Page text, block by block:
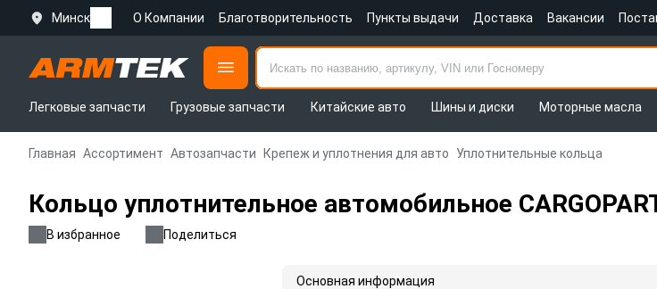
Минск О Компании Благотворительность Пункты выдачи Доставка Вакансии
Легковые запчасти
Грузовые запчасти Китайские авто Шины и диски Моторные масла
Главная Ассортимент Автозапчасти Крепеж и уплотнения для авто Уплотнительные кольца
Кольцо уплотнительное автомобильное
В избранное Поделиться
Основная информация